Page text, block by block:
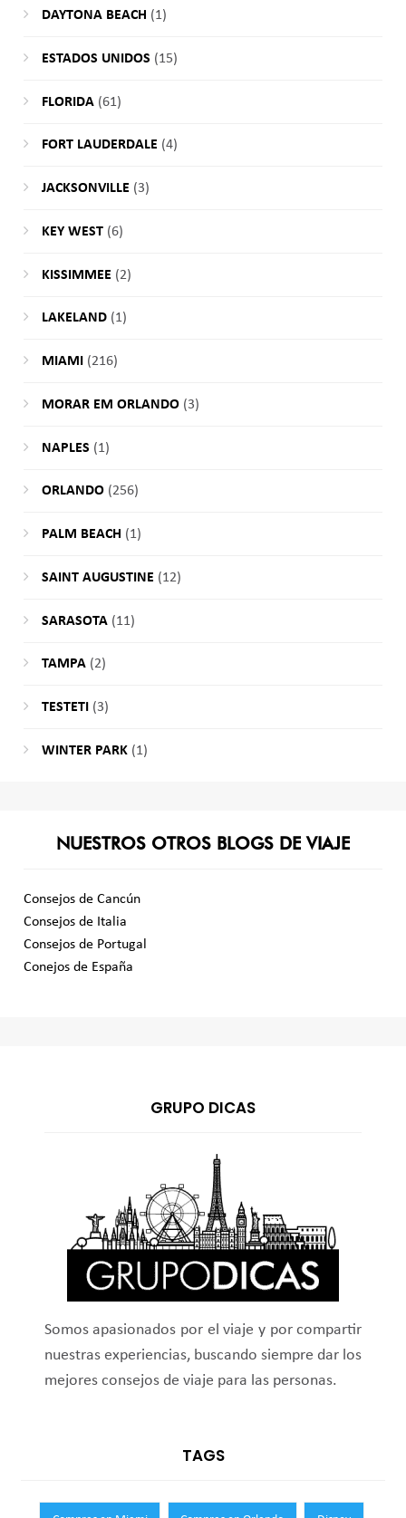
DAYTONA BEACH (1)
ESTADOS UNIDOS (15)
FLORIDA(61)
FORT LAUDERDALE (4)
JACKSONVILLE (3)
KEY WEST(6)
KISSIMMEE (2)
LAKELAND(1)
MIAMI (216)
MORAR EM ORLANDO(3)
NAPLES (1)
ORLANDO(256)
PALM BEACH (1)
SAINT AUGUSTINE (12)
SARASOTA(11)
TAMPA(2)
TESTETI (3)
WINTER PARK(1)
NUESTROS OTROS BLOGS DE VIAJE
Consejos de Cancún
Consejos de Italia
Consejos de Portugal
Conejos de España
GRUPO DICAS
Somos apasionados por el viaje y por compartir
nuestras experiencias, buscando siempre dar los
mejores consejos de viaje para las personas.
TAGS